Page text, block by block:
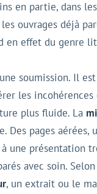
en partie, dans
ouvrages déjà
en effet du genre
soumission. Il
les
plus fluide. La
pages
une présentation
avec soin.
, un extrait ou le